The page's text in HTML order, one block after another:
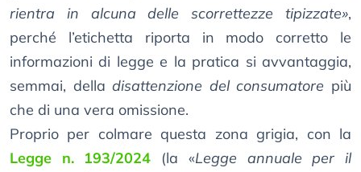
rientra in alcuna delle scorrettezze tipizzate»,
perché l’etichetta riporta in modo corretto le
informazioni di legge e la pratica si avvantaggia,
semmai, delladisattenzione del consumatore più
che di una vera omissione.
Proprio per colmare questa zona grigia, con la
Legge n. 193/2024 (la «Legge annuale per il